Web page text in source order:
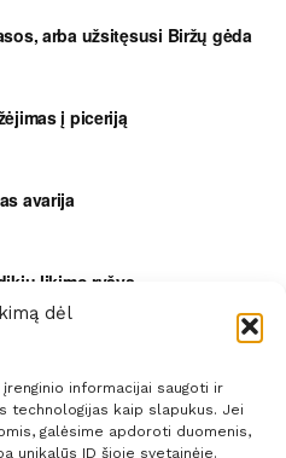
dėl
informacijai saugoti ir
technologijas kaip slapukus. Jei
galėsime apdoroti duomenis,
unikalūs ID šioje svetainėje.
arba užsitęsusi Biržų gėda
į piceriją
avarija
likimo ryšys